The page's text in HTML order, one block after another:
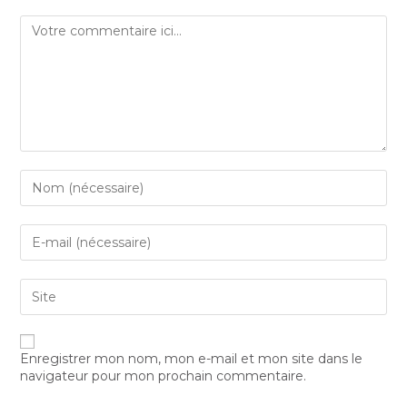
Enregistrer mon nom, mon e-mail et mon site dans le
navigateur pour mon prochain commentaire.